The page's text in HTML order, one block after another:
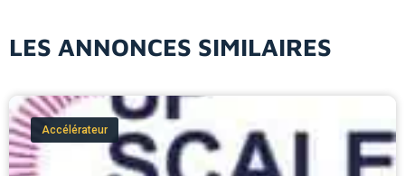
LES ANNONCES SIMILAIRES
Accélérateur